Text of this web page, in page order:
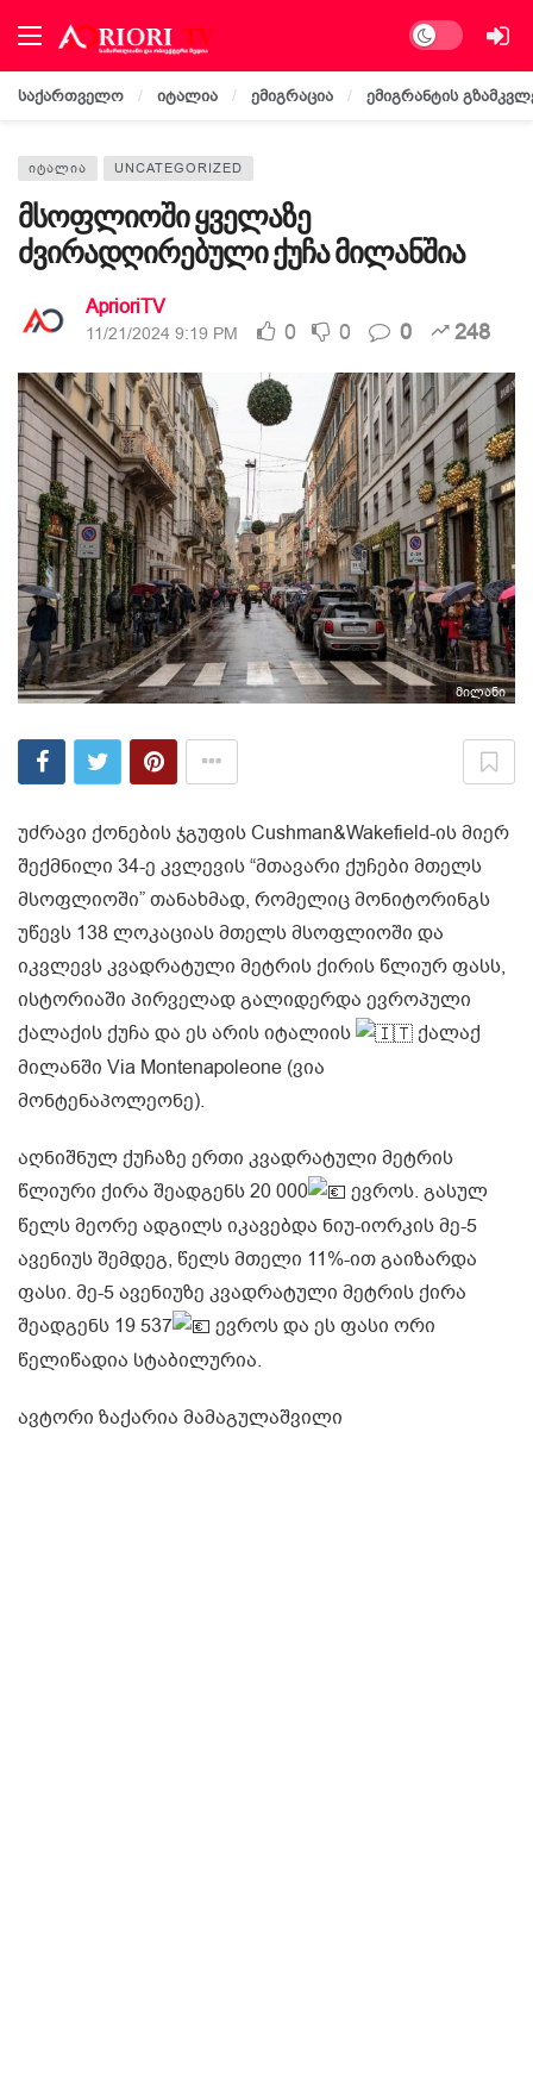
Dark mode
საქართველო იტალია ემიგრაცია ემიგრანტის
ᲘᲢᲐᲚᲘᲐ UNCATEGORIZED
მსოფლიოში ყველაზე
ძვირადღირებული ქუჩა მილანშია
AprioriTV
11/21/2024 9:19 PM 0 0 0 248
მილანი
უძრავი ქონების ჯგუფის Cushman&Wakefield-ის მიერ
შექმნილი 34-ე კვლევის “მთავარი ქუჩები მთელს
მსოფლიოში” თანახმად, რომელიც მონიტორინგს
უწევს 138 ლოკაციას მთელს მსოფლიოში და
იკვლევს კვადრატული მეტრის ქირის წლიურ ფასს,
ისტორიაში პირველად გალიდერდა ევროპული
ქალაქის ქუჩა და ეს არის იტალიის
ქალაქ
მილანში Via Montenapoleone (ვია
მონტენაპოლეონე).
აღნიშნულ ქუჩაზე ერთი კვადრატული მეტრის
წლიური ქირა შეადგენს 20 000
ევროს. გასულ
წელს მეორე ადგილს იკავებდა ნიუ-იორკის მე-5
ავენიუს შემდეგ, წელს მთელი 11%-ით გაიზარდა
ფასი. მე-5 ავენიუზე კვადრატული მეტრის ქირა
შეადგენს 19 537
ევროს და ეს ფასი ორი
წელიწადია სტაბილურია.
ავტორი ზაქარია მამაგულაშვილი